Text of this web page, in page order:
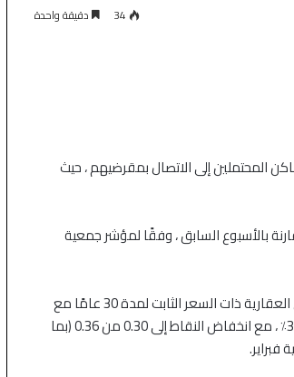
34 دقيقة واحدة
المحتملين إلى الاتصال بمقرضيهم ، حيث
بنسبة 2.5٪ الأسبوع الماضي مقارنة بالأسبوع السابق ، وفقًا لمؤشر جمعية
جاء الانخفاض على الرغم من انخفاض متوسط ​​سعر الفائدة للعقد للرهون العقارية ذات السعر الثابت لمدة 30 عامًا مع
أرصدة القروض المطابقة (548،250 دولارًا أمريكيًا أو أقل) إلى 3.17٪ من 3.20٪ ، مع انخفاض النقاط إلى 0.30 من 0.36 (بما